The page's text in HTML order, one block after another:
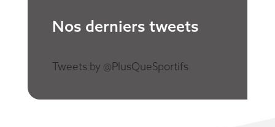
Nos derniers tweets
Tweets by @PlusQueSportifs